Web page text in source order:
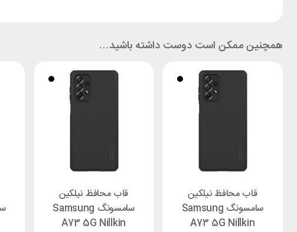
همچنین ممکن است دوست داشته باشید…
قاب محافظ نیلکین
سامسونگ Samsung
A73 5G Nillkin
قاب محافظ نیلکین
سامسونگ Samsung
A73 5G Nillkin